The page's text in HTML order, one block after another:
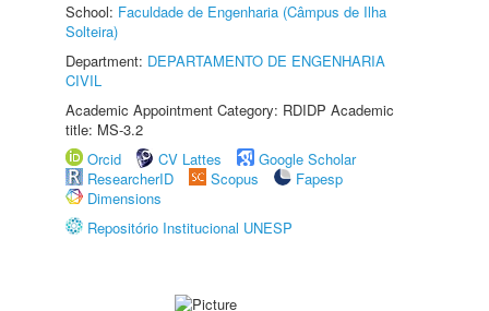
School: Faculdade de Engenharia (Câmpus de Ilha
Solteira)
Department: DEPARTAMENTO DE ENGENHARIA
CIVIL
Academic Appointment Category: RDIDP Academic
title: MS-3.2
Orcid
CV Lattes
Google Scholar
ResearcherID
Scopus
Fapesp
Dimensions
Repositório Institucional UNESP